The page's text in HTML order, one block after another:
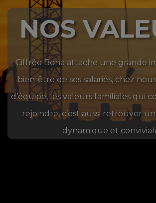
NOS
Ciffréo Bona attache une grande
bien-être de ses salariés, chez
d’équipe, les valeurs familiales qui
rejoindre, c’est aussi retrouver
dynamique et